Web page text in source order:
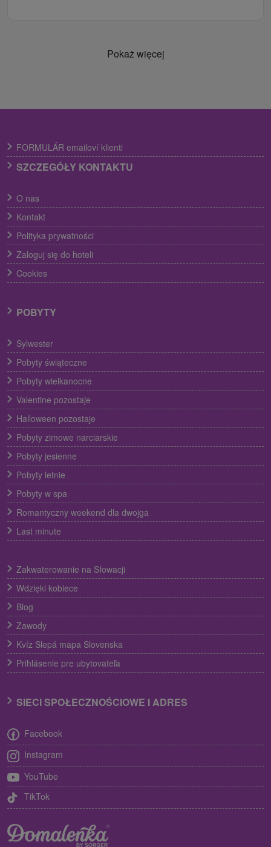
Pokaż więcej
FORMULÁR emailoví klienti
SZCZEGÓŁY KONTAKTU
O nas
Kontakt
Polityka prywatności
Zaloguj się do hoteli
Cookies
POBYTY
Sylwester
Pobyty świąteczne
Pobyty wielkanocne
Valentine pozostaje
Halloween pozostaje
Pobyty zimowe narciarskie
Pobyty jesienne
Pobyty letnie
Pobyty w spa
Romantyczny weekend dla dwojga
Last minute
Zakwaterowanie na Słowacji
Wdzięki kobiece
Blog
Zawody
Kvíz Slepá mapa Slovenska
Prihlásenie pre ubytovateľa
SIECI SPOŁECZNOŚCIOWE I ADRES
Facebook
Instagram
YouTube
TikTok